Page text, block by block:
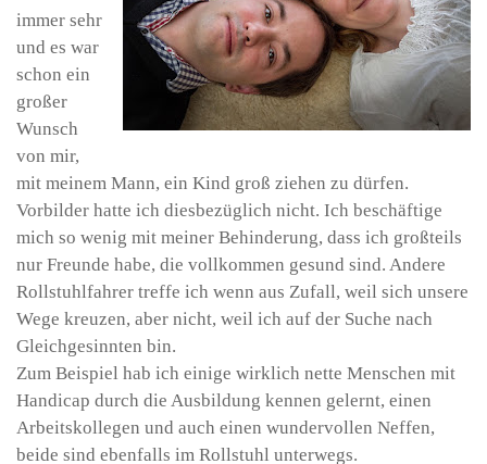
immer sehr
und es war
schon ein
großer
Wunsch
von mir,
mit meinem Mann, ein Kind groß ziehen zu dürfen.
Vorbilder hatte ich diesbezüglich nicht. Ich beschäftige
mich so wenig mit meiner Behinderung, dass ich großteils
nur Freunde habe, die vollkommen gesund sind. Andere
Rollstuhlfahrer treffe ich wenn aus Zufall, weil sich unsere
Wege kreuzen, aber nicht, weil ich auf der Suche nach
Gleichgesinnten bin.
Zum Beispiel hab ich einige wirklich nette Menschen mit
Handicap durch die Ausbildung kennen gelernt, einen
Arbeitskollegen und auch einen wundervollen Neffen,
beide sind ebenfalls im Rollstuhl unterwegs.